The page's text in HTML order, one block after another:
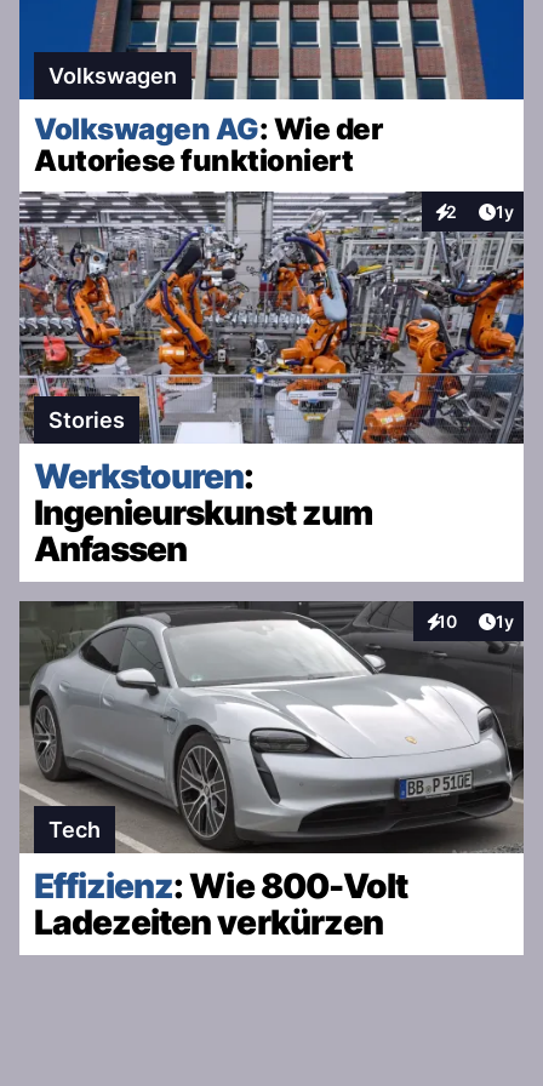
Volkswagen
Volkswagen AG: Wie der
Autoriese funktioniert
2
Interaktionen
1y
Stories
Werkstouren:
Ingenieurskunst zum
Anfassen
10
Interaktionen
1y
Tech
Effizienz: Wie 800-Volt
Ladezeiten verkürzen